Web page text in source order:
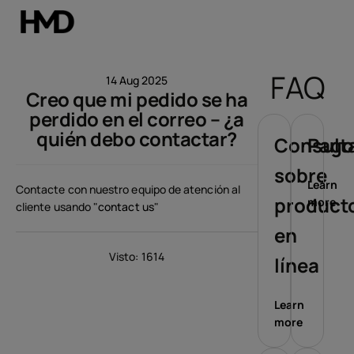
Smartphones
Teléfonos clásicos
Accesorios
14 Aug 2025
Creo que mi pedido se ha
perdido en el correo – ¿a
quién debo contactar?
Contacte con nuestro equipo de atención al
cliente usando "contact us"
Visto: 1614
FAQ
sobre
en
línea
Learn
more
Learn
more